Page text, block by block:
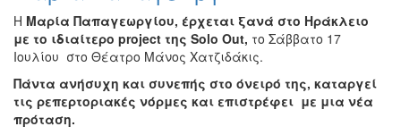
Η Μαρία Παπαγεωργίου, έρχεται ξανά στο Ηράκλειο
με το ιδιαίτερο project της Solo Out, το Σάββατο 17
Ιουλίου στο Θέατρο Μάνος Χατζιδάκις.
Πάντα ανήσυχη και συνεπής στο όνειρό της, καταργεί
τις ρεπερτοριακές νόρμες και επιστρέφει με μια νέα
πρόταση.